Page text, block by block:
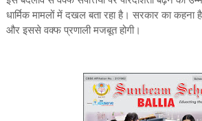
धार्मिक मामलों में दखल बता रहा है। सरकार का
और इससे वक्फ प्रणाली मजबूत होगी।